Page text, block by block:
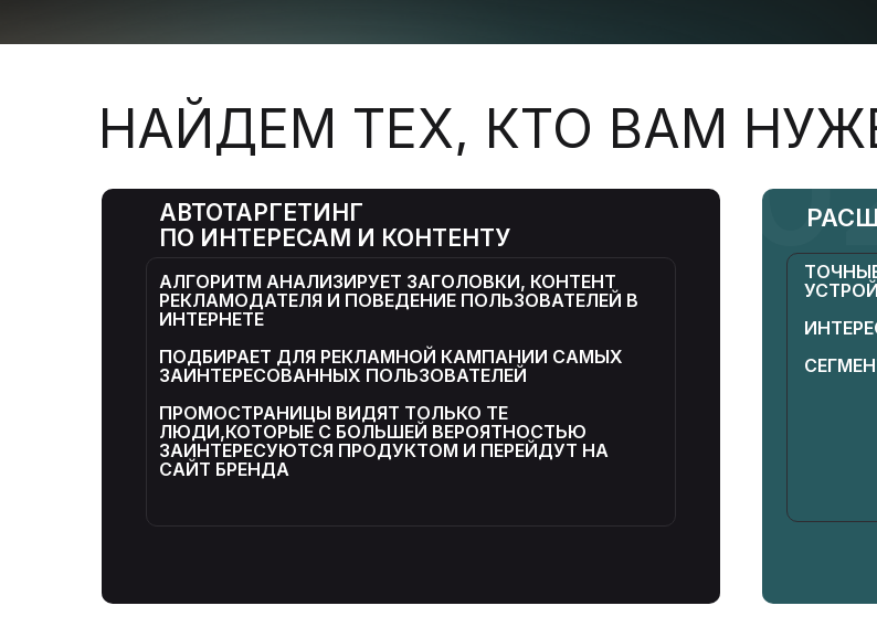
НАЙДЕМ ТЕХ, КТО ВАМ
АВТОТАРГЕТИНГ
ПО ИНТЕРЕСАМ И КОНТЕНТУ
АЛГОРИТМ АНАЛИЗИРУЕТ ЗАГОЛОВКИ, КОНТЕНТ
РЕКЛАМОДАТЕЛЯ И ПОВЕДЕНИЕ ПОЛЬЗОВАТЕЛЕЙ В
ИНТЕРНЕТЕ
ПОДБИРАЕТ ДЛЯ РЕКЛАМНОЙ КАМПАНИИ САМЫХ
ЗАИНТЕРЕСОВАННЫХ ПОЛЬЗОВАТЕЛЕЙ
ПРОМОСТРАНИЦЫ ВИДЯТ ТОЛЬКО ТЕ
ЛЮДИ,КОТОРЫЕ С БОЛЬШЕЙ ВЕРОЯТНОСТЬЮ
ЗАИНТЕРЕСУЮТСЯ ПРОДУКТОМ И ПЕРЕЙДУТ НА
САЙТ БРЕНДА